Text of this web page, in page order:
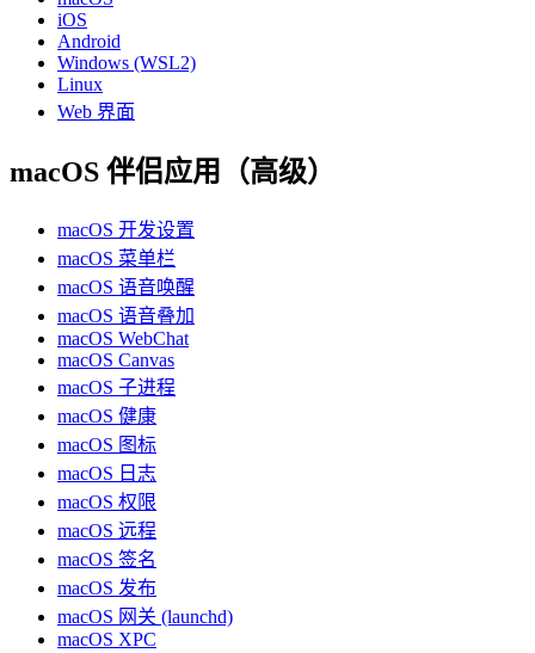
iOS
Android
Windows (WSL2)
Linux
Web 界面
macOS 伴侣应用（高级）
macOS 开发设置
macOS 菜单栏
macOS 语音唤醒
macOS 语音叠加
macOS WebChat
macOS Canvas
macOS 子进程
macOS 健康
macOS 图标
macOS 日志
macOS 权限
macOS 远程
macOS 签名
macOS 发布
macOS 网关 (launchd)
macOS XPC